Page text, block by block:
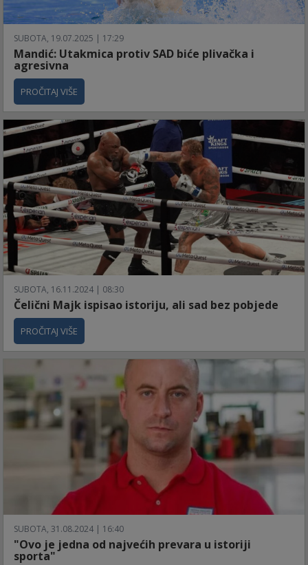
SUBOTA, 19.07.2025 | 17:29
Mandić: Utakmica protiv SAD biće plivačka i
agresivna
PROČITAJ VIŠE
SUBOTA, 16.11.2024 | 08:30
Čelični Majk ispisao istoriju, ali sad bez pobjede
PROČITAJ VIŠE
SUBOTA, 31.08.2024 | 16:40
"Ovo je jedna od najvećih prevara u istoriji
sporta"